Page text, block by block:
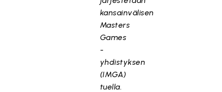
kansainvälisen
Masters
Games
-
yhdistyksen
(IMGA)
tuella.